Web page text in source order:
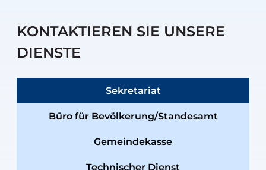
KONTAKTIEREN SIE UNSERE
DIENSTE
Sekretariat
Büro für Bevölkerung/Standesamt
Gemeindekasse
Technischer Dienst